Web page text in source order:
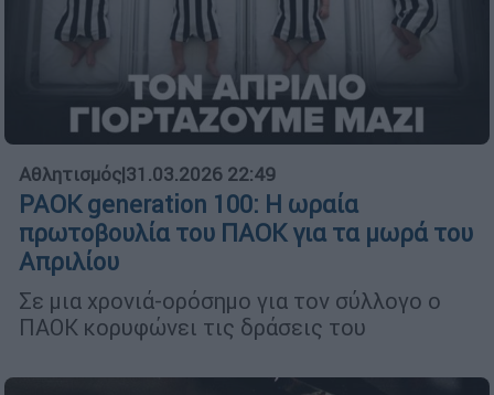
Αθλητισμός|31.03.2026 22:49
PAOK generation 100: Η ωραία
πρωτοβουλία του ΠΑΟΚ για τα μωρά του
Απριλίου
Σε μια χρονιά-ορόσημο για τον σύλλογο ο
ΠΑΟΚ κορυφώνει τις δράσεις του